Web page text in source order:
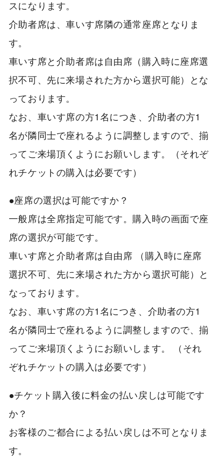
スになります。
介助者席は、車いす席隣の通常座席となりま
す。
車いす席と介助者席は自由席（購入時に座席選
択不可、先に来場された方から選択可能）とな
っております。
なお、車いす席の方1名につき、介助者の方1
名が隣同士で座れるように調整しますので、揃
ってご来場頂くようにお願いします。（それぞ
れチケットの購入は必要です）
●座席の選択は可能ですか？
一般席は全席指定可能です。購入時の画面で座
席の選択が可能です。
車いす席と介助者席は自由席 （購入時に座席
選択不可、先に来場された方から選択可能）と
なっております。
なお、車いす席の方1名につき、介助者の方1
名が隣同士で座れるように調整しますので、揃
ってご来場頂くようにお願いします。 （それ
ぞれチケットの購入は必要です）
●チケット購入後に料金の払い戻しは可能です
か？
お客様のご都合による払い戻しは不可となりま
す。